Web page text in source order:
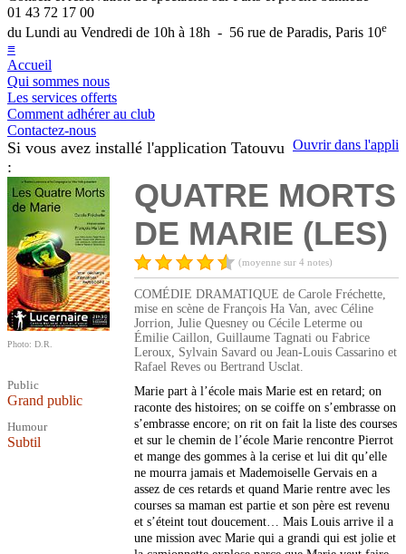
01 43 72 17 00
du Lundi au Vendredi de 10h à 18h - 56 rue de Paradis, Paris 10e
≡
Accueil
Qui sommes nous
Les services offerts
Comment adhérer au club
Contactez-nous
Ouvrir dans l'appli
Si vous avez installé l'application Tatouvu
:
Photo: D.R.
Public
Grand public
Humour
Subtil
QUATRE MORTS
DE MARIE (LES)
(moyenne sur 4 notes)
COMÉDIE DRAMATIQUE de Carole Fréchette,
mise en scène de François Ha Van, avec Céline
Jorrion, Julie Quesney ou Cécile Leterme ou
Émilie Caillon, Guillaume Tagnati ou Fabrice
Leroux, Sylvain Savard ou Jean-Louis Cassarino et
Rafael Reves ou Bertrand Usclat.
Marie part à l’école mais Marie est en retard; on
raconte des histoires; on se coiffe on s’embrasse on
s’embrasse encore; on rit on fait la liste des courses
et sur le chemin de l’école Marie rencontre Pierrot
et mange des gommes à la cerise et lui dit qu’elle
ne mourra jamais et Mademoiselle Gervais en a
assez de ces retards et quand Marie rentre avec les
courses sa maman est partie et son père est revenu
et s’éteint tout doucement… Mais Louis arrive il a
une mission avec Marie qui a grandi qui est jolie et